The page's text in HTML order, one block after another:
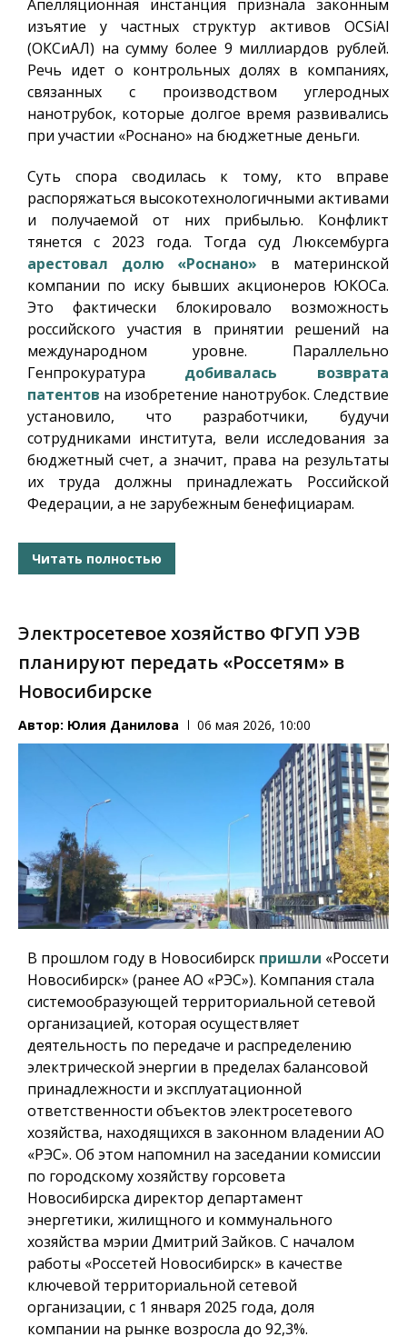
Апелляционная инстанция признала законным
изъятие у частных структур активов OCSiAl
(ОКСиАЛ) на сумму более 9 миллиардов рублей.
Речь идет о контрольных долях в компаниях,
связанных с производством углеродных
нанотрубок, которые долгое время развивались
при участии «Роснано» на бюджетные деньги.
Суть спора сводилась к тому, кто вправе
распоряжаться высокотехнологичными активами
и получаемой от них прибылью. Конфликт
тянется с 2023 года. Тогда суд Люксембурга
арестовал долю «Роснано» в материнской
компании по иску бывших акционеров ЮКОСа.
Это фактически блокировало возможность
российского участия в принятии решений на
международном уровне. Параллельно
Генпрокуратура добивалась возврата
патентов на изобретение нанотрубок. Следствие
установило, что разработчики, будучи
сотрудниками института, вели исследования за
бюджетный счет, а значит, права на результаты
их труда должны принадлежать Российской
Федерации, а не зарубежным бенефициарам.
Читать полностью
Электросетевое хозяйство ФГУП УЭВ
планируют передать «Россетям» в
Новосибирске
Автор: Юлия Данилова 06 мая 2026, 10:00
В прошлом году в Новосибирск пришли «Россети
Новосибирск» (ранее АО «РЭС»). Компания стала
системообразующей территориальной сетевой
организацией, которая осуществляет
деятельность по передаче и распределению
электрической энергии в пределах балансовой
принадлежности и эксплуатационной
ответственности объектов электросетевого
хозяйства, находящихся в законном владении АО
«РЭС». Об этом напомнил на заседании комиссии
по городскому хозяйству горсовета
Новосибирска директор департамент
энергетики, жилищного и коммунального
хозяйства мэрии Дмитрий Зайков. С началом
работы «Россетей Новосибирск» в качестве
ключевой территориальной сетевой
организации, с 1 января 2025 года, доля
компании на рынке возросла до 92,3%.